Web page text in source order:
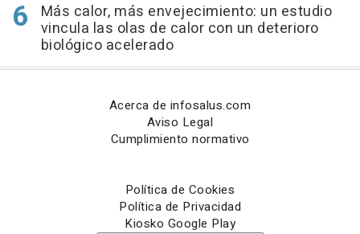
Más calor, más envejecimiento: un estudio
vincula las olas de calor con un deterioro
biológico acelerado
Acerca de infosalus.com
Aviso Legal
Cumplimiento normativo
Política de Cookies
Política de Privacidad
Kiosko Google Play